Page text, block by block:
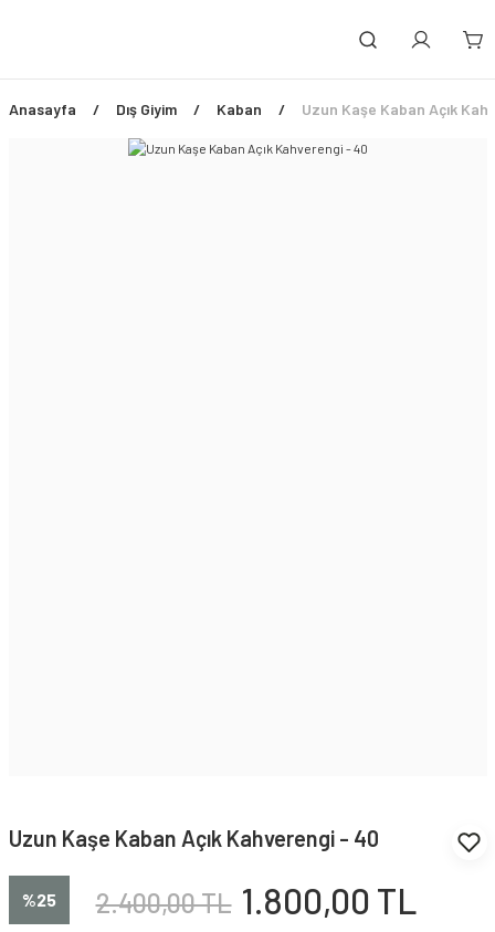
Anasayfa Dış Giyim Kaban Uzun Kaşe Kaban Açık
Uzun Kaşe Kaban Açık Kahverengi - 40
%25 2.400,00 TL 1.800,00 TL